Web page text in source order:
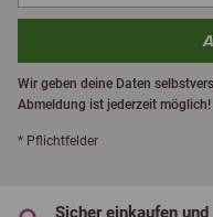
Wir geben deine Daten
Abmeldung ist jederzeit möglich!
* Pflichtfelder
Sicher einkaufen und